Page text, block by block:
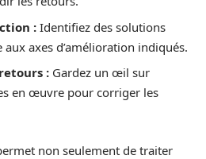
: Identifiez des solutions
axes d’amélioration indiqués.
: Gardez un œil sur
en œuvre pour corriger les
non seulement de traiter